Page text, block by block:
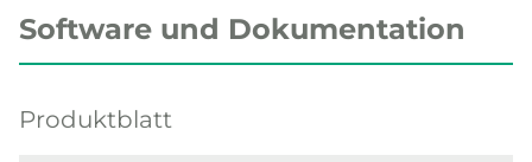
Software und Dokumentation
Produktblatt